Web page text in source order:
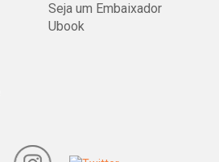
Seja um Embaixador
Ubook